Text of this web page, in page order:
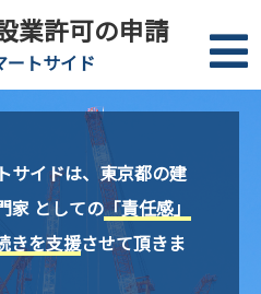
業許可の申請
ートサイド
サイドは、東京都の建
家 としての「責任感」
きを支援させて頂きま